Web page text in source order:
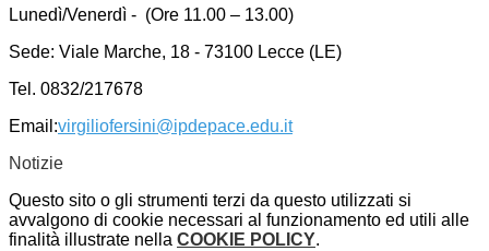
Lunedì/Venerdì - (Ore 11.00 – 13.00)
Sede: Viale Marche, 18 - 73100 Lecce (LE)
Tel. 0832/217678
Email:virgiliofersini@ipdepace.edu.it
Notizie
Questo sito o gli strumenti terzi da questo utilizzati si
avvalgono di cookie necessari al funzionamento ed utili alle
finalità illustrate nella COOKIE POLICY.